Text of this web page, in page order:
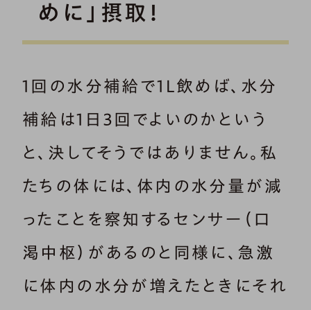
めに」摂取！
1回の水分補給で1L飲めば、水分
補給は1日3回でよいのかという
と、決してそうではありません。私
たちの体には、体内の水分量が減
ったことを察知するセンサー（口
渇中枢）があるのと同様に、急激
に体内の水分が増えたときにそれ